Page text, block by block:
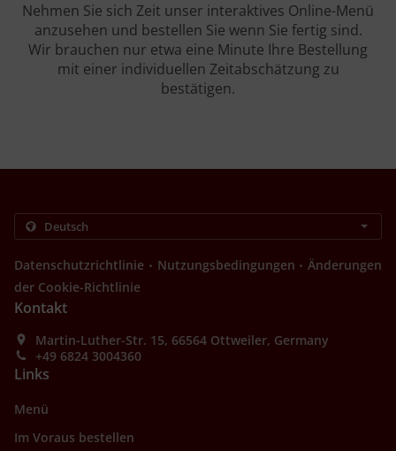
Nehmen Sie sich Zeit unser interaktives Online-Menü
anzusehen und bestellen Sie wenn Sie fertig sind.
Wir brauchen nur etwa eine Minute Ihre Bestellung
mit einer individuellen Zeitabschätzung zu
bestätigen.
Datenschutzrichtlinie . Nutzungsbedingungen . Änderungen
der Cookie-Richtlinie
Kontakt
Martin-Luther-Str. 15, 66564 Ottweiler, Germany
+49 6824 3004360
Links
Menü
Im Voraus bestellen